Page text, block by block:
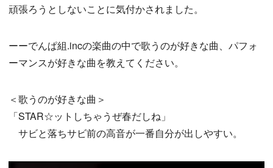
頑張ろうとしないことに気付かされました。
ーーでんぱ組.incの楽曲の中で歌うのが好きな曲、パフォ
ーマンスが好きな曲を教えてください。
＜歌うのが好きな曲＞
「STAR☆ットしちゃうぜ春だしね」
サビと落ちサビ前の高音が一番自分が出しやすい。